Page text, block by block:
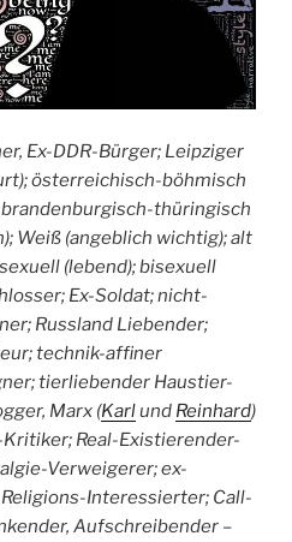
Ex-DDR-Bürger; Leipziger
österreichisch-böhmisch
thüringisch
Weiß (angeblich wichtig); alt
(lebend); bisexuell
Ex-Soldat; nicht-
Russland Liebender;
technik-affiner
tierliebender Haustier-
Marx (Karlund Reinhard)
Real-Existierender-
Verweigerer; ex-
Interessierter; Call-
Aufschreibender –